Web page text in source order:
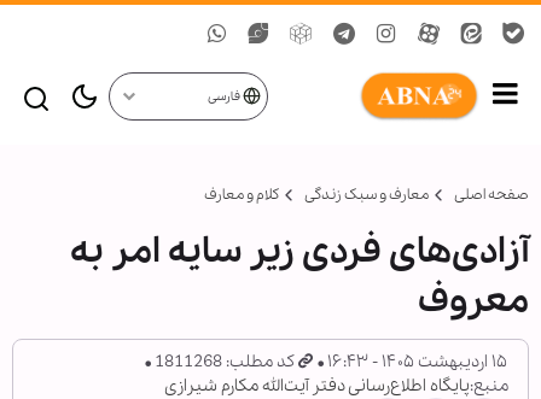
فارسی
صفحه اصلی معارف و سبک زندگی کلام و معارف
آزادی‌های فردی زیر سایه امر به
معروف
۱۵ اردیبهشت ۱۴۰۵ - ۱۶:۴۳
کد مطلب: 1811268
منبع:پایگاه اطلاع‌رسانی دفتر آیت‌الله مکارم شیرازی